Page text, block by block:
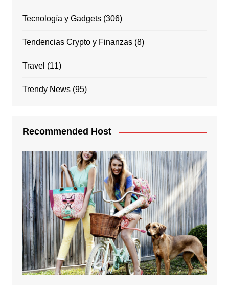
Tecnología y Gadgets(306)
Tendencias Crypto y Finanzas(8)
Travel (11)
Trendy News(95)
Recommended Host